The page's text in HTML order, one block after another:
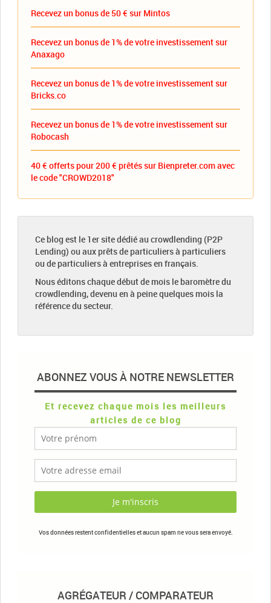
Recevez un bonus de 50 € sur Mintos
Recevez un bonus de 1% de votre investissement sur
Anaxago
Recevez un bonus de 1% de votre investissement sur
Bricks.co
Recevez un bonus de 1% de votre investissement sur
Robocash
40 € offerts pour 200 € prêtés sur Bienpreter.com avec
le code "CROWD2018"
Ce blog est le 1er site dédié au crowdlending (P2P
Lending) ou aux prêts de particuliers à particuliers
ou de particuliers à entreprises en français.
Nous éditons chaque début de mois le baromètre du
crowdlending, devenu en à peine quelques mois la
référence du secteur.
ABONNEZ VOUS À NOTRE NEWSLETTER
Et recevez chaque mois les meilleurs
articles de ce blog
Vos données restent confidentielles et aucun spam ne vous sera envoyé.
AGRÉGATEUR / COMPARATEUR